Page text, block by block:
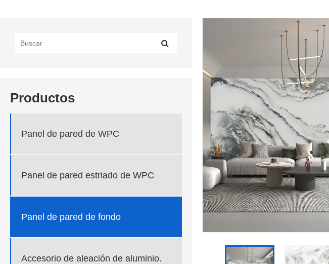
Productos
Panel de pared de WPC
Panel de pared estriado de WPC
Panel de pared de fondo
Accesorio de aleación de aluminio.